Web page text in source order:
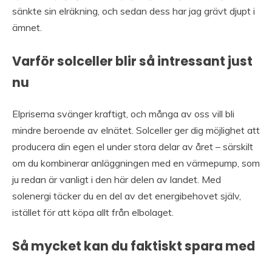
sänkte sin elräkning, och sedan dess har jag grävt djupt i
ämnet.
Varför solceller blir så intressant just
nu
Elpriserna svänger kraftigt, och många av oss vill bli
mindre beroende av elnätet. Solceller ger dig möjlighet att
producera din egen el under stora delar av året – särskilt
om du kombinerar anläggningen med en värmepump, som
ju redan är vanligt i den här delen av landet. Med
solenergi täcker du en del av det energibehovet själv,
istället för att köpa allt från elbolaget.
Så mycket kan du faktiskt spara med